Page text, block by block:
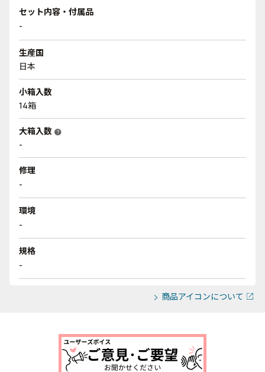
セット内容・付属品
-
生産国
日本
小箱入数
14箱
大箱入数 help
-
修理
-
環境
-
規格
-
商品アイコンについて